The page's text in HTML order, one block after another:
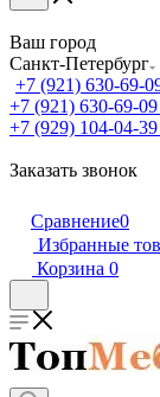
Ваш город
Санкт-Петербург
+7 (921) 630-69-
+7 (921) 630-69-09
+7 (929) 104-04-39
Заказать звонок
Сравнение0
Избранные
Корзина 0